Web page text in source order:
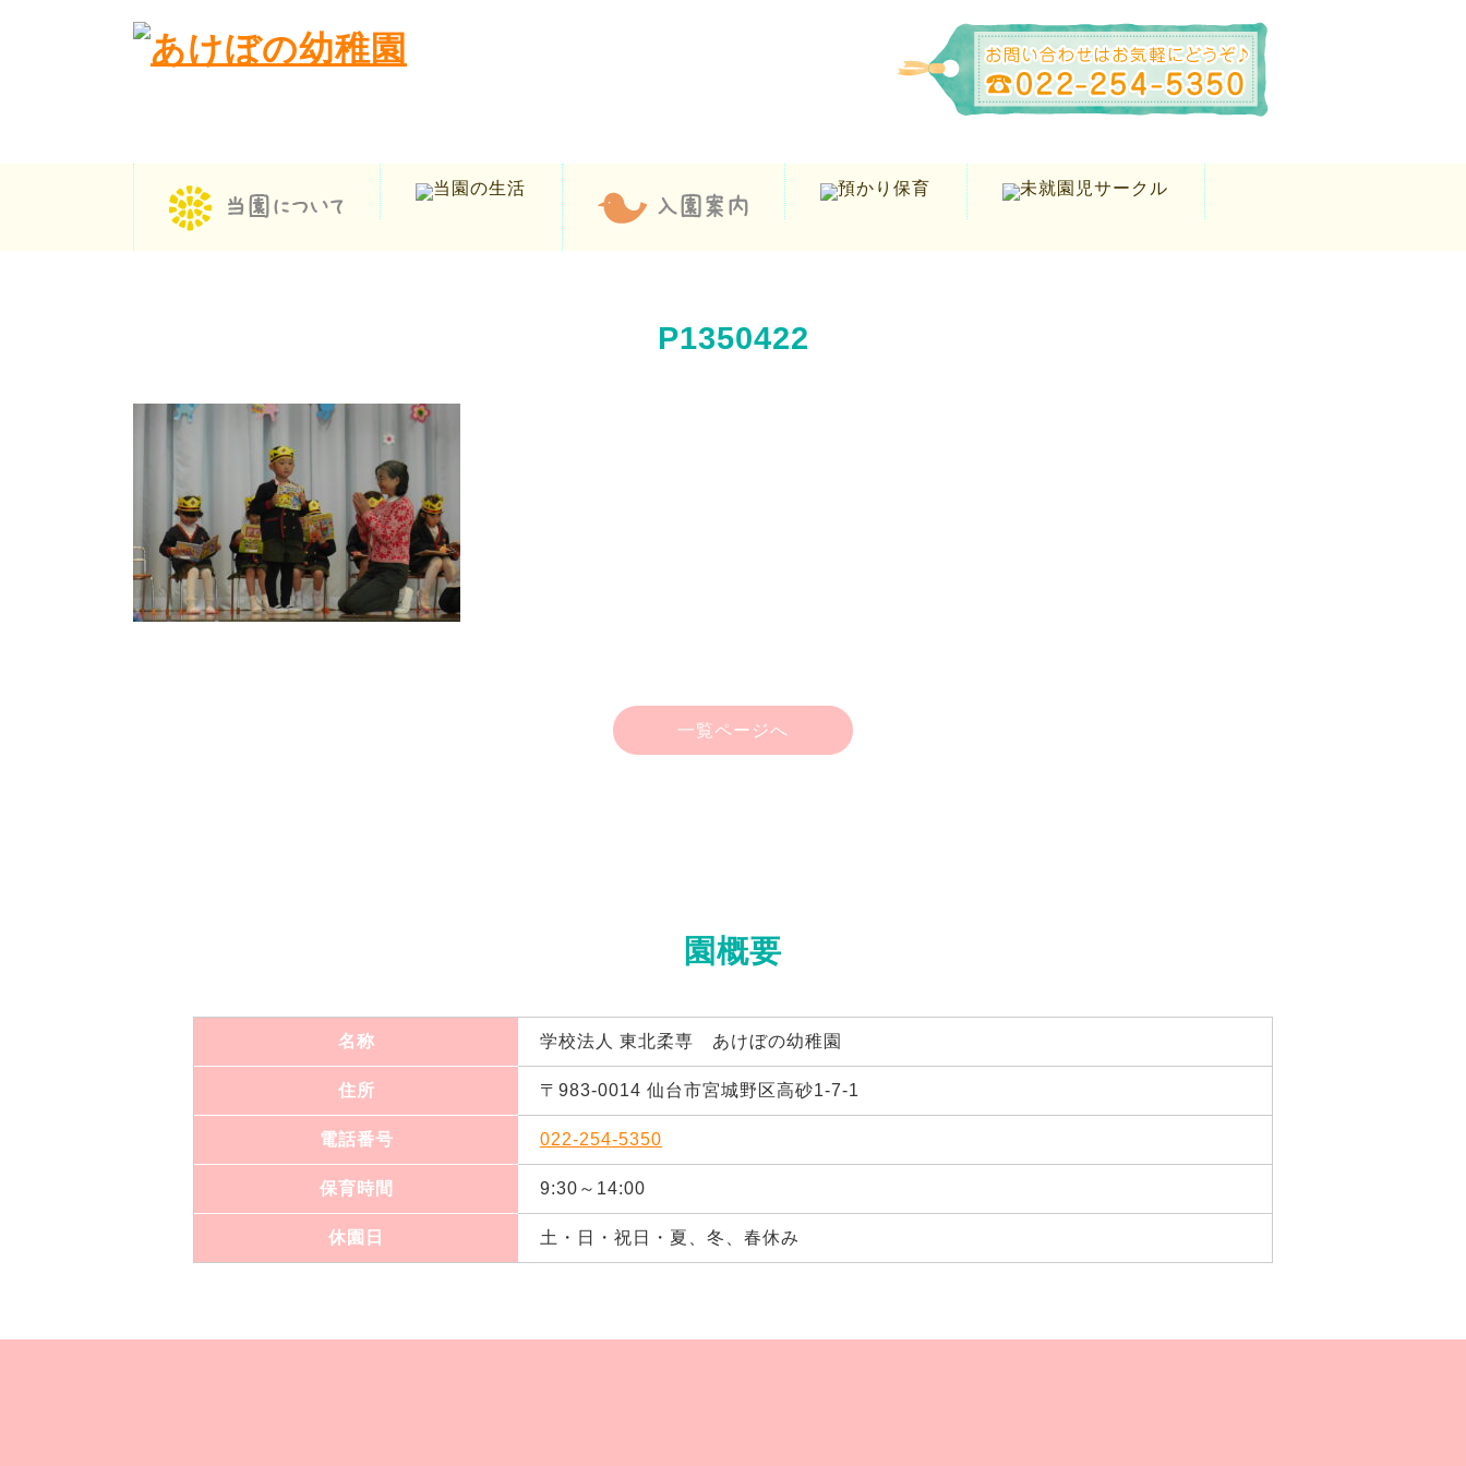
P1350422
一覧ページへ
園概要
名称 学校法人 東北柔専 あけぼの幼稚園
住所 〒983-0014 仙台市宮城野区高砂1-7-1
電話番号 022-254-5350
保育時間 9:30～14:00
休園日 土・日・祝日・夏、冬、春休み